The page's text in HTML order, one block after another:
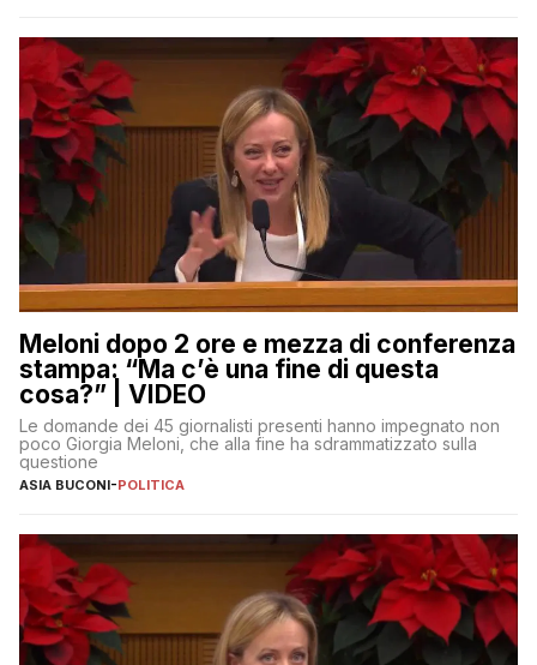
Meloni dopo 2 ore e mezza di conferenza
stampa: “Ma c’è una fine di questa
cosa?” | VIDEO
Le domande dei 45 giornalisti presenti hanno impegnato non
poco Giorgia Meloni, che alla fine ha sdrammatizzato sulla
questione
ASIA BUCONI-POLITICA